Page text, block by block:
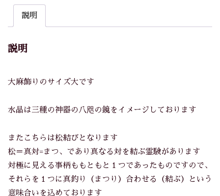
説明
説明
大麻飾りのサイズ大です
水晶は三種の神器の八咫の鏡をイメージしております
またこちらは松結びとなります
松＝真対=まつ、であり真なる対を結ぶ霊験があります
対極に見える事柄ももともと１つであったものですので、
それらを１つに真釣り（まつり）合わせる（結ぶ）という
意味合いを込めております